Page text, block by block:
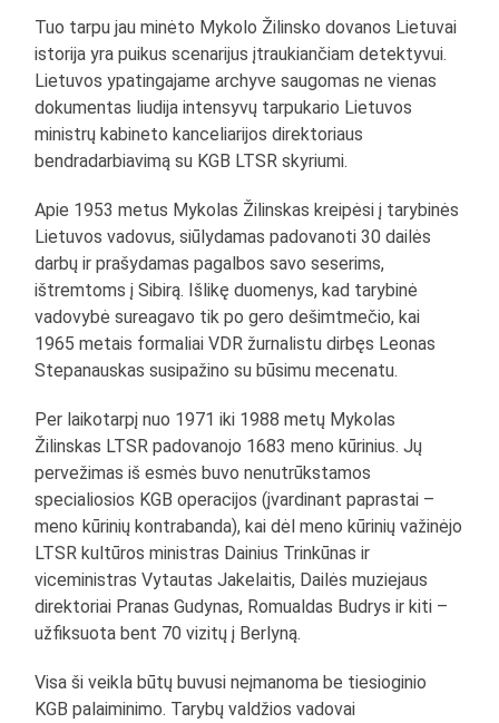
Tuo tarpu jau minėto Mykolo Žilinsko dovanos Lietuvai
istorija yra puikus scenarijus įtraukiančiam detektyvui.
Lietuvos ypatingajame archyve saugomas ne vienas
dokumentas liudija intensyvų tarpukario Lietuvos
ministrų kabineto kanceliarijos direktoriaus
bendradarbiavimą su KGB LTSR skyriumi.
Apie 1953 metus Mykolas Žilinskas kreipėsi į tarybinės
Lietuvos vadovus, siūlydamas padovanoti 30 dailės
darbų ir prašydamas pagalbos savo seserims,
ištremtoms į Sibirą. Išlikę duomenys, kad tarybinė
vadovybė sureagavo tik po gero dešimtmečio, kai
1965 metais formaliai VDR žurnalistu dirbęs Leonas
Stepanauskas susipažino su būsimu mecenatu.
Per laikotarpį nuo 1971 iki 1988 metų Mykolas
Žilinskas LTSR padovanojo 1683 meno kūrinius. Jų
pervežimas iš esmės buvo nenutrūkstamos
specialiosios KGB operacijos (įvardinant paprastai –
meno kūrinių kontrabanda), kai dėl meno kūrinių važinėjo
LTSR kultūros ministras Dainius Trinkūnas ir
viceministras Vytautas Jakelaitis, Dailės muziejaus
direktoriai Pranas Gudynas, Romualdas Budrys ir kiti –
užfiksuota bent 70 vizitų į Berlyną.
Visa ši veikla būtų buvusi neįmanoma be tiesioginio
KGB palaiminimo. Tarybų valdžios vadovai